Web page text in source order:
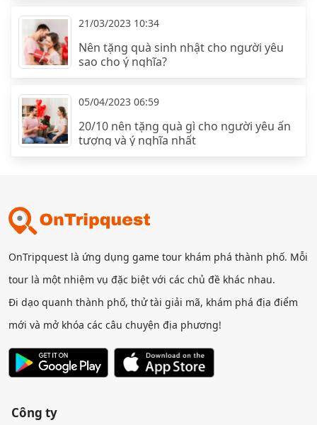
21/03/2023 10:34
Nên tặng quà sinh nhật cho người yêu
sao cho ý nghĩa?
05/04/2023 06:59
20/10 nên tặng quà gì cho người yêu ấn
tượng và ý nghĩa nhất
OnTripquest là ứng dụng game tour khám phá thành phố. Mỗi
tour là một nhiệm vụ đặc biệt với các chủ đề khác nhau.
Đi dạo quanh thành phố, thử tài giải mã, khám phá địa điểm
mới và mở khóa các câu chuyện địa phương!
Công ty